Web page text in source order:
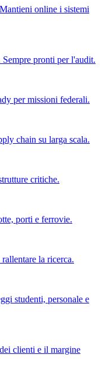
online i sistemi
pronti per l'audit.
per missioni federali.
chain su larga scala.
critiche.
porti e ferrovie.
la ricerca.
studenti, personale e
clienti e il margine